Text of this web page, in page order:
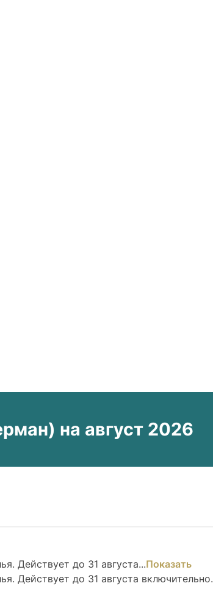
на август 2026
Действует до 31 августа...Показать
Действует до 31 августа включительно.